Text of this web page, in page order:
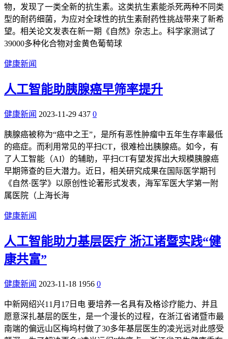
物，发现了一类全新的抗生素。这类抗生素能杀死两种不同类
型的耐药细菌，为应对全球性的抗生素耐药性挑战带来了新希
望。相关论文发表在新一期《自然》杂志上。科学家测试了
39000多种化合物对金黄色葡萄球
健康新闻
人工智能助胰腺癌早筛率提升
健康新闻 2023-11-29 437 0
胰腺癌被称为“癌中之王”，是所有恶性肿瘤中五年生存率最低
的癌症。而利用常见的平扫CT，很难检出胰腺癌。如今，有
了人工智能（AI）的辅助，平扫CT有望发挥出大规模胰腺癌
早期筛查的巨大潜力。近日，相关研究成果在国际医学期刊
《自然·医学》以原创性论著形式发表，海军军医大学第一附
属医院（上海长海
健康新闻
人工智能助力基层医疗 浙江诸暨实践“健
康共富”
健康新闻 2023-11-18 1956 0
中新网绍兴11月17日电 要培养一名具有及格诊疗能力、并且
愿意深扎基层的医生，是一个漫长的过程，在浙江省诸暨市最
南端的偏远山区梅坞村做了30多年基层医生的凌光远对此感受